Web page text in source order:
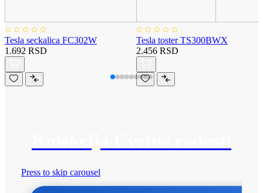
Tesla seckalica FC302W
1.692 RSD
Tesla toster TS300BWX
2.456 RSD
Press to skip carousel